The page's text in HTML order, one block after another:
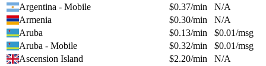
Argentina - Mobile
$0.37/min
N/A
Armenia
$0.30/min
N/A
Aruba
$0.13/min $0.01/msg
Aruba - Mobile
$0.32/min $0.01/msg
Ascension Island
$2.20/min
N/A